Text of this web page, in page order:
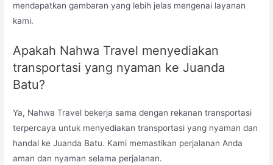
mendapatkan gambaran yang lebih jelas mengenai layanan
kami.
Apakah Nahwa Travel menyediakan
transportasi yang nyaman ke Juanda
Batu?
Ya, Nahwa Travel bekerja sama dengan rekanan transportasi
terpercaya untuk menyediakan transportasi yang nyaman dan
handal ke Juanda Batu. Kami memastikan perjalanan Anda
aman dan nyaman selama perjalanan.